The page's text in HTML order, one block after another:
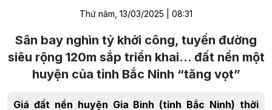
Thứ năm, 13/03/2025 | 08:31
Sân bay nghìn tỷ khởi công, tuyến đường
siêu rộng 120m sắp triển khai… đất nền một
huyện của tỉnh Bắc Ninh “tăng vọt”
Giá đất nền huyện Gia Bình (tỉnh Bắc Ninh) thời